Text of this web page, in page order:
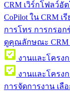
CRM เวิร์กโฟลว์อั
CoPilot ใน CRM เ
การโทร การกรอ
ดูคุณลักษณะ CRM
งานและโครง
งานและโครง
การจัดการงาน เลื